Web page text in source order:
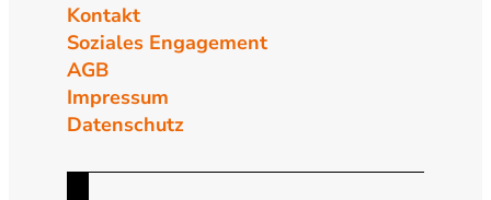
Kontakt
Soziales Engagement
AGB
Impressum
Datenschutz